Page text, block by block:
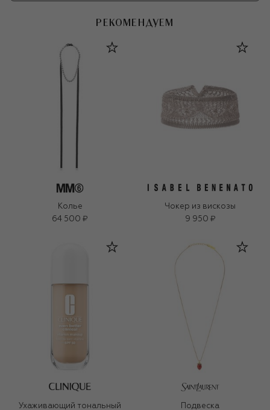
РЕКОМЕНДУЕМ
Колье
64 500 ₽
Чокер из вискозы
9 950 ₽
Ухаживающий тональный
Подвеска